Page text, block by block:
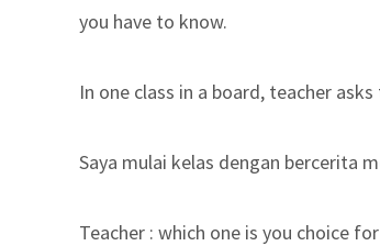
you have to know.
In one class in a board, teacher
Saya mulai kelas dengan bercerita
Teacher : which one is you choice